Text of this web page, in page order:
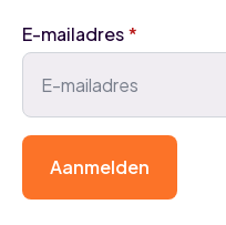
E-mailadres*
Aanmelden